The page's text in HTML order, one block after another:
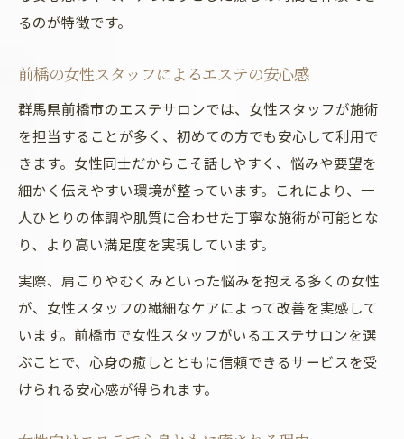
るのが特徴です。
前橋の女性スタッフによるエステの安心感
群馬県前橋市のエステサロンでは、女性スタッフが施術
を担当することが多く、初めての方でも安心して利用で
きます。女性同士だからこそ話しやすく、悩みや要望を
細かく伝えやすい環境が整っています。これにより、一
人ひとりの体調や肌質に合わせた丁寧な施術が可能とな
り、より高い満足度を実現しています。
実際、肩こりやむくみといった悩みを抱える多くの女性
が、女性スタッフの繊細なケアによって改善を実感して
います。前橋市で女性スタッフがいるエステサロンを選
ぶことで、心身の癒しとともに信頼できるサービスを受
けられる安心感が得られます。